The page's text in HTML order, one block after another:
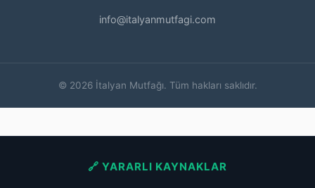
info@italyanmutfagi.com
© 2026 İtalyan Mutfağı. Tüm hakları saklıdır.
🔗 YARARLI KAYNAKLAR